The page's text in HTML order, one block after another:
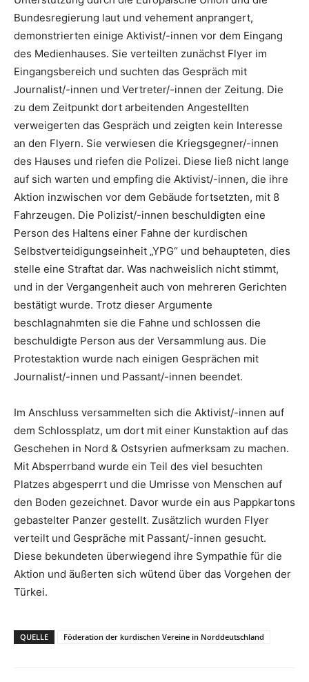
Bundesregierung laut und vehement anprangert,
demonstrierten einige Aktivist/-innen vor dem Eingang
des Medienhauses. Sie verteilten zunächst Flyer im
Eingangsbereich und suchten das Gespräch mit
Journalist/-innen und Vertreter/-innen der Zeitung. Die
zu dem Zeitpunkt dort arbeitenden Angestellten
verweigerten das Gespräch und zeigten kein Interesse
an den Flyern. Sie verwiesen die Kriegsgegner/-innen
des Hauses und riefen die Polizei. Diese ließ nicht lange
auf sich warten und empfing die Aktivist/-innen, die ihre
Aktion inzwischen vor dem Gebäude fortsetzten, mit 8
Fahrzeugen. Die Polizist/-innen beschuldigten eine
Person des Haltens einer Fahne der kurdischen
Selbstverteidigungseinheit „YPG“ und behaupteten, dies
stelle eine Straftat dar. Was nachweislich nicht stimmt,
und in der Vergangenheit auch von mehreren Gerichten
bestätigt wurde. Trotz dieser Argumente
beschlagnahmten sie die Fahne und schlossen die
beschuldigte Person aus der Versammlung aus. Die
Protestaktion wurde nach einigen Gesprächen mit
Journalist/-innen und Passant/-innen beendet.
Im Anschluss versammelten sich die Aktivist/-innen auf
dem Schlossplatz, um dort mit einer Kunstaktion auf das
Geschehen in Nord & Ostsyrien aufmerksam zu machen.
Mit Absperrband wurde ein Teil des viel besuchten
Platzes abgesperrt und die Umrisse von Menschen auf
den Boden gezeichnet. Davor wurde ein aus Pappkartons
gebastelter Panzer gestellt. Zusätzlich wurden Flyer
verteilt und Gespräche mit Passant/-innen gesucht.
Diese bekundeten überwiegend ihre Sympathie für die
Aktion und äußerten sich wütend über das Vorgehen der
Türkei.
QUELLE Föderation der kurdischen Vereine in Norddeutschland